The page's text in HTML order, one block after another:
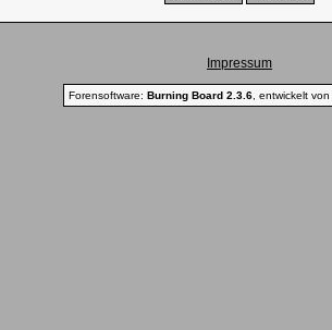
Impressum
Forensoftware: Burning Board 2.3.6, entwickelt von